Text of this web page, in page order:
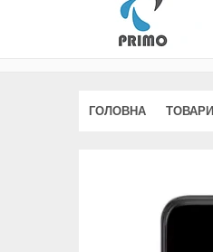
ГОЛОВНА ТОВАРИ